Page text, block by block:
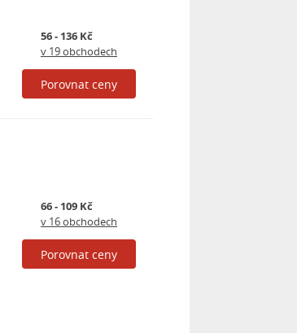
56 - 136 Kč
v 19 obchodech
Porovnat ceny
66 - 109 Kč
v 16 obchodech
Porovnat ceny